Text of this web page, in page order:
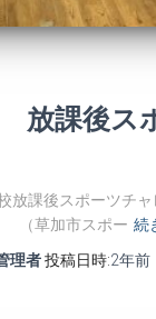
放課後ス
課後スポーツチャ
スポー 続
理者投稿日時:2年前